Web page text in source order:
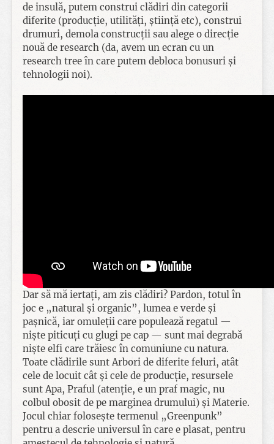
de insulă, putem construi clădiri din categorii
diferite (producție, utilități, știință etc), construi
drumuri, demola construcții sau alege o direcție
nouă de research (da, avem un ecran cu un
research tree în care putem debloca bonusuri și
tehnologii noi).
Dar să mă iertați, am zis clădiri? Pardon, totul în
joc e „natural și organic”, lumea e verde și
pașnică, iar omuleții care populează regatul —
niște piticuți cu glugi pe cap — sunt mai degrabă
niște elfi care trăiesc în comuniune cu natura.
Toate clădirile sunt Arbori de diferite feluri, atât
cele de locuit cât și cele de producție, resursele
sunt Apa, Praful (atenție, e un praf magic, nu
colbul obosit de pe marginea drumului) și Materie.
Jocul chiar folosește termenul „Greenpunk”
pentru a descrie universul în care e plasat, pentru